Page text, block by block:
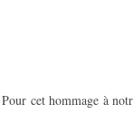
Pour cet hommage à